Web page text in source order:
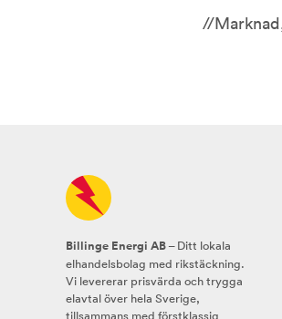
//
Billinge Energi AB– Ditt lokala
elhandelsbolag med rikstäckning.
Vi levererar prisvärda och trygga
elavtal över hela Sverige,
tillsammans med förstklassig